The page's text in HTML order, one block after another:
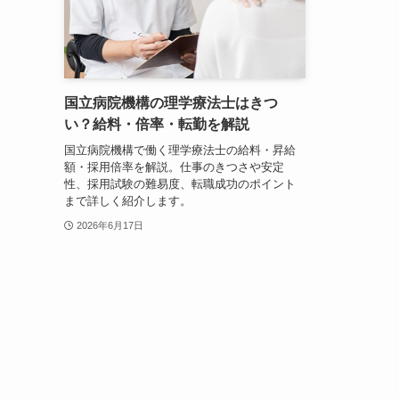
国立病院機構の理学療法士はきつ
い？給料・倍率・転勤を解説
国立病院機構で働く理学療法士の給料・昇給
額・採用倍率を解説。仕事のきつさや安定
性、採用試験の難易度、転職成功のポイント
まで詳しく紹介します。
2026年6月17日